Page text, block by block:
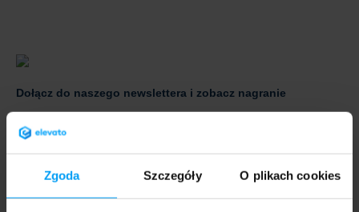
Zgoda Szczegóły O plikach cookies
Dołącz do naszego newslettera i zobacz nagranie